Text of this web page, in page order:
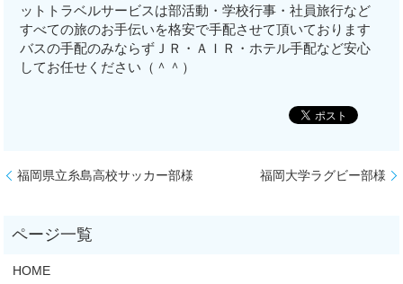
ットトラベルサービスは部活動・学校行事・社員旅行など
すべての旅のお手伝いを格安で手配させて頂いております
バスの手配のみならずＪＲ・ＡＩＲ・ホテル手配など安心
してお任せください（＾＾）
福岡県立糸島高校サッカー部様 福岡大学ラグビー部様
HOME